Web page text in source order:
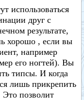
использоваться
друг с
результате,
хорошо , если вы
например
его ногтей). Вы
типсы. И когда
лишь прикрепить
Это позволит